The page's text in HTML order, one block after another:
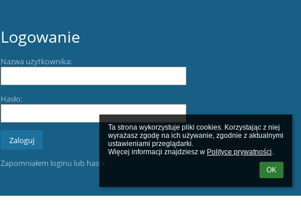
Ta strona wykorzystuje pliki cookies. Korzystając z niej
wyrażasz zgodę na ich używanie, zgodnie z aktualnymi
ustawieniami przeglądarki.
Więcej informacji znajdziesz w Polityce prywatności.
OK
Logowanie
Nazwa użytkownika:
Hasło:
Zapomniałem loginu lub hasła